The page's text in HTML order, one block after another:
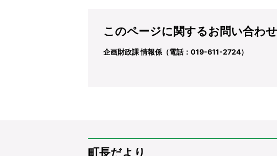
このページに関するお問い合わせ
企画財政課 情報係（電話：019-611-2724）
町長だより